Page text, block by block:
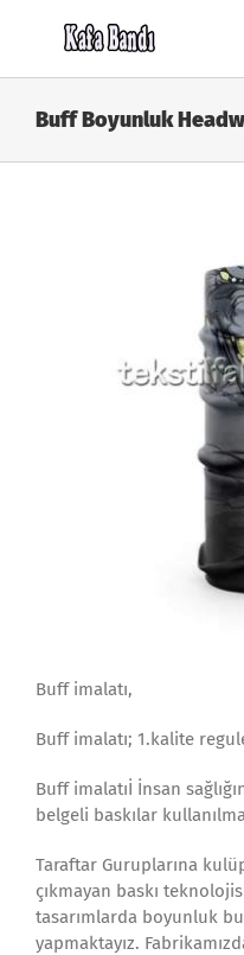
Buff Boyunluk
Buff imalatı,
Buff imalatı; 1.kalite
Buff imalatıİ İnsan
belgeli baskılar
Taraftar Guruplarına
çıkmayan baskı
tasarımlarda boyunluk
yapmaktayız.